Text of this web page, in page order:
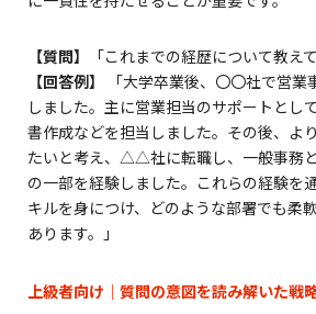
【質問】
「これまでの経歴について教え
【回答例】
「大学卒業後、〇〇社で営
しました。主に営業担当のサポートとし
書作成などを担当しました。その後、よ
たいと考え、△△社に転職し、一般事務
の一部を経験しました。これらの経験を
キルを身につけ、どのような部署でも柔
あります。」
上級者向け｜質問の意図を読み解いた戦